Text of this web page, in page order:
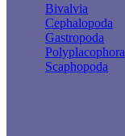
Bivalvia
Cephalopoda
Gastropoda
Polyplacophora
Scaphopoda